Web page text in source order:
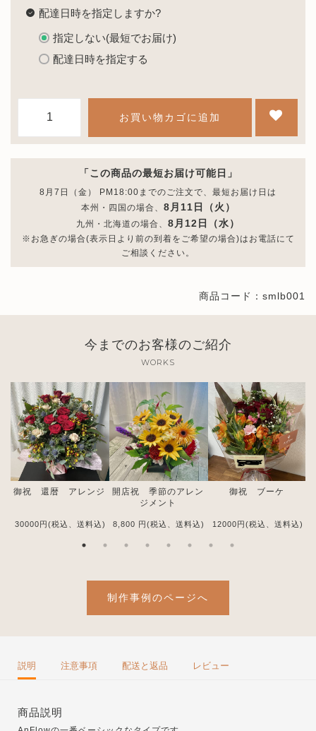
配達日時を指定しますか?
指定しない(最短でお届け)
配達日時を指定する
お買い物カゴに追加
「この商品の最短お届け可能日」
8月7日（金） PM18:00までのご注文で、最短お届け日は
本州・四国の場合、 8月11日（火）
九州・北海道の場合、 8月12日（水）
※お急ぎの場合(表示日より前の到着をご希望の場合)はお電話にて
ご相談ください。
商品コード：smlb001
今までのお客様のご紹介
WORKS
御祝 還暦 アレンジ
30000円(税込、送料込)
開店祝 季節のアレン
ジメント
8,800 円(税込、送料込)
御祝 ブーケ
12000円(税込、送料込)
制作事例のページへ
説明 注意事項 配送と返品 レビュー
商品説明